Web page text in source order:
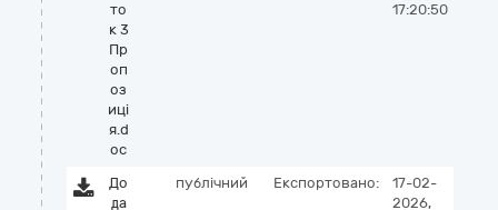
то
к 3
Пр
оп
оз
иці
я.d
oc
17:20:50
До
да
публічний Експортовано:
17-02-
2026,